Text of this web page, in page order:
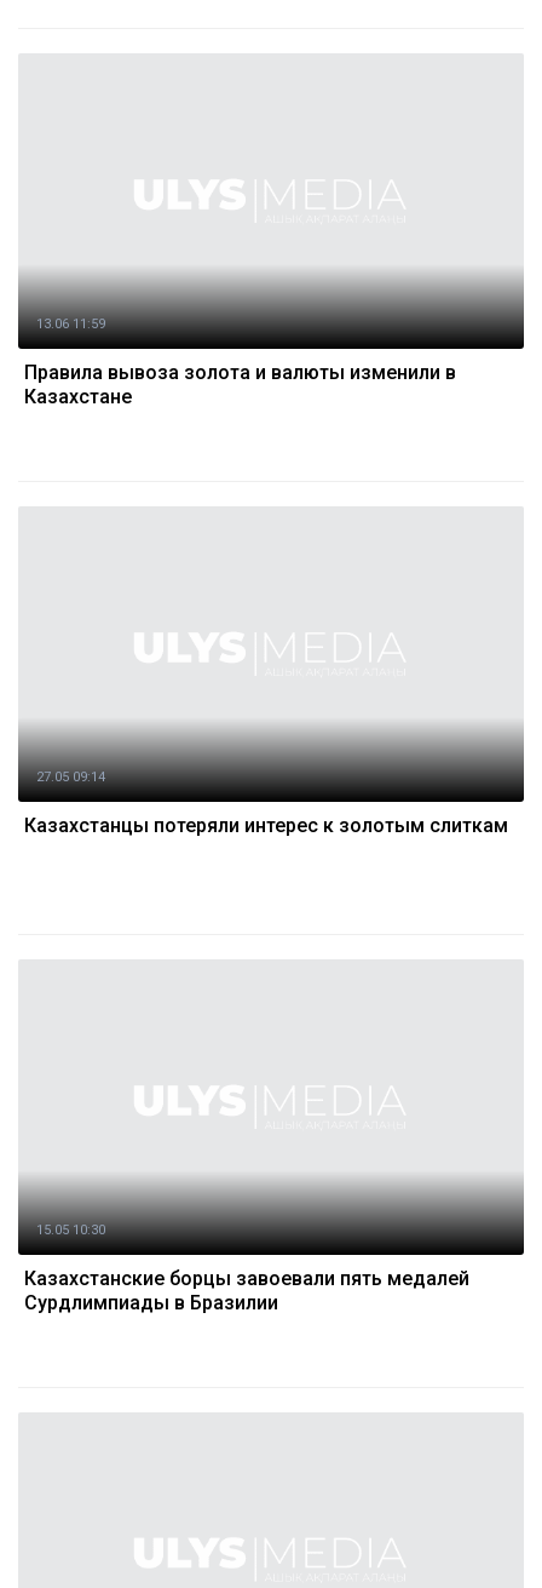
13.06 11:59
Правила вывоза золота и валюты изменили в
Казахстане
27.05 09:14
Казахстанцы потеряли интерес к золотым слиткам
15.05 10:30
Казахстанские борцы завоевали пять медалей
Сурдлимпиады в Бразилии